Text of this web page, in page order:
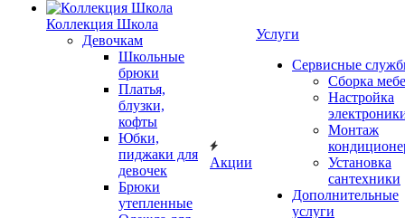
Коллекция Школа
Девочкам
Школьные
брюки
Платья,
блузки,
кофты
Юбки,
пиджаки для
девочек
Брюки
утепленные
Акции
Услуги
Сервисные
Сборка
Настройка
Монтаж
Установка
сантехники
Дополнительные
услуги